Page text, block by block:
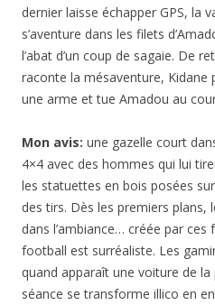
dernier laisse échapper GPS, la
s’aventure dans les filets
l’abat d’un coup de sagaie. De
raconte la mésaventure, Kidane
une arme et tue Amadou au
Mon avis: une gazelle court
4×4 avec des hommes qui lui
les statuettes en bois posées
des tirs. Dès les premiers plans,
dans l’ambiance… créée par ces
football est surréaliste. Les
quand apparaît une voiture de
séance se transforme illico en